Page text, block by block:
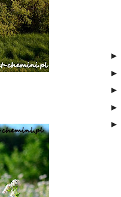
►
►
►
►
►